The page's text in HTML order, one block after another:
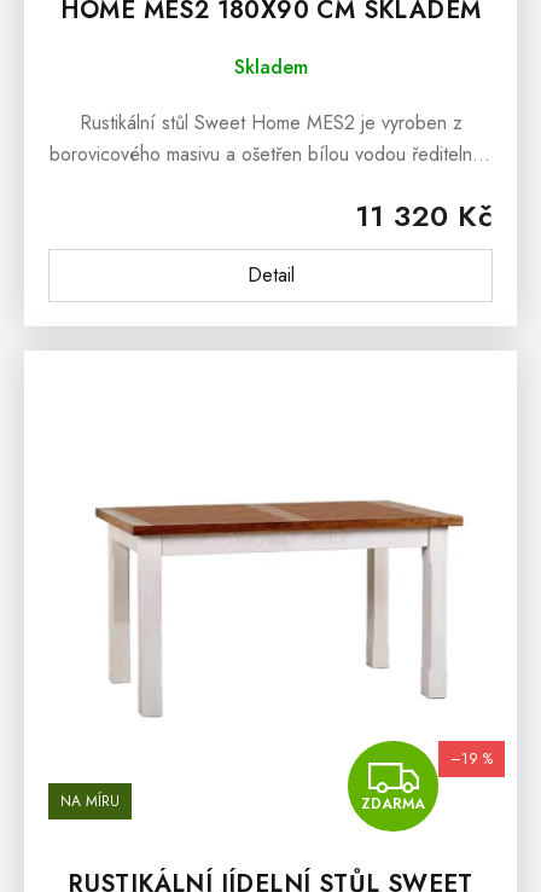
HOME MES2 180X90 CM SKLADEM
Skladem
11 320 Kč
Detail
Rustikální stůl Sweet Home MES2 je vyroben z
borovicového masivu a ošetřen bílou vodou ředitelnou
NA MÍRU ZDARMA
–19 %
RUSTIKÁLNÍ JÍDELNÍ STŮL SWEET